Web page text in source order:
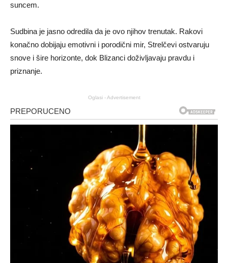
suncem.
Sudbina je jasno odredila da je ovo njihov trenutak. Rakovi
konačno dobijaju emotivni i porodični mir, Strelčevi ostvaruju
snove i šire horizonte, dok Blizanci doživljavaju pravdu i
priznanje.
Oglasi - Advertisement